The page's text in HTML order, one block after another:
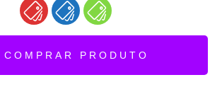
COMPRAR PRODUTO